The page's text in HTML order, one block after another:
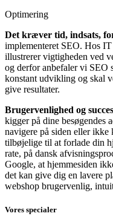
Optimering
Det kræver tid, indsats,
implementeret SEO. Hos IT
illustrerer vigtigheden ved
og derfor anbefaler vi SEO
konstant udvikling og skal
give resultater.
Brugervenlighed og
kigger på dine besøgendes
navigere på siden eller ikke
tilbøjelige til at forlade din
rate, på dansk
Google, at hjemmesiden
det kan give dig en lavere
webshop brugervenlig,
Vores specialer